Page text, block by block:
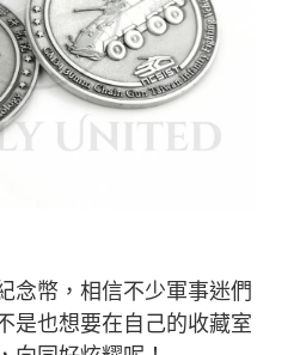
念幣，相信不少軍事迷們
是也想要在自己的收藏室